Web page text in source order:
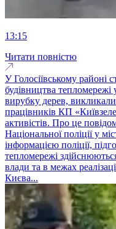
13:15
Читати повністю
У Голосіївському районі
будівництва тепломережі
вирубку дерев, викликали
працівників КП
активістів. Про це
Національної поліції у
інформацією поліції,
тепломережі
влади та в межах
Києва...